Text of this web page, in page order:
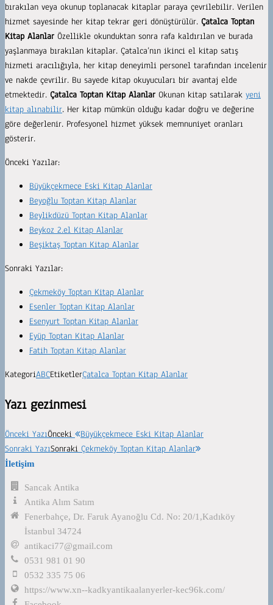
bırakılan veya okunup toplanacak kitaplar paraya çevrilebilir. Verilen
hizmet sayesinde her kitap tekrar geri dönüştürülür. Çatalca Toptan
Kitap Alanlar Özellikle okunduktan sonra rafa kaldırılan ve burada
yaşlanmaya bırakılan kitaplar. Çatalca’nın ikinci el kitap satış
hizmeti aracılığıyla, her kitap deneyimli personel tarafından incelenir
ve nakde çevrilir. Bu sayede kitap okuyucuları bir avantaj elde
etmektedir. Çatalca Toptan Kitap Alanlar Okunan kitap satılarak yeni
kitap alınabilir. Her kitap mümkün olduğu kadar doğru ve değerine
göre değerlenir. Profesyonel hizmet yüksek memnuniyet oranları
gösterir.
Önceki Yazılar:
Büyükçekmece Eski Kitap Alanlar
Beyoğlu Toptan Kitap Alanlar
Beylikdüzü Toptan Kitap Alanlar
Beykoz 2.el Kitap Alanlar
Beşiktaş Toptan Kitap Alanlar
Sonraki Yazılar:
Çekmeköy Toptan Kitap Alanlar
Esenler Toptan Kitap Alanlar
Esenyurt Toptan Kitap Alanlar
Eyüp Toptan Kitap Alanlar
Fatih Toptan Kitap Alanlar
KategoriABCEtiketlerÇatalca Toptan Kitap Alanlar
Yazı gezinmesi
Önceki YazıÖnceki
Büyükçekmece Eski Kitap Alanlar
Sonraki YazıSonraki Çekmeköy Toptan Kitap Alanlar
İletişim
Sancak Antika
Antika Alım Satım
Fenerbahçe, Dr. Faruk Ayanoğlu Cd. No: 20/1,Kadıköy
İstanbul 34724
antikaci77@gmail.com
0531 981 01 90
0532 335 75 06
https://www.xn--kadkyantikaalanyerler-kec96k.com/